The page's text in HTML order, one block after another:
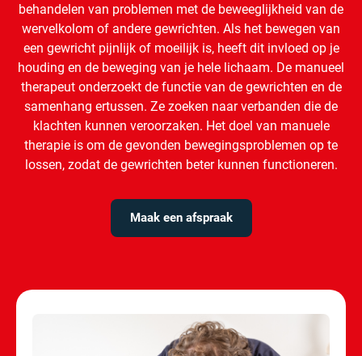
behandelen van problemen met de beweeglijkheid van de
wervelkolom of andere gewrichten. Als het bewegen van
een gewricht pijnlijk of moeilijk is, heeft dit invloed op je
houding en de beweging van je hele lichaam. De manueel
therapeut onderzoekt de functie van de gewrichten en de
samenhang ertussen. Ze zoeken naar verbanden die de
klachten kunnen veroorzaken. Het doel van manuele
therapie is om de gevonden bewegingsproblemen op te
lossen, zodat de gewrichten beter kunnen functioneren.
Maak een afspraak